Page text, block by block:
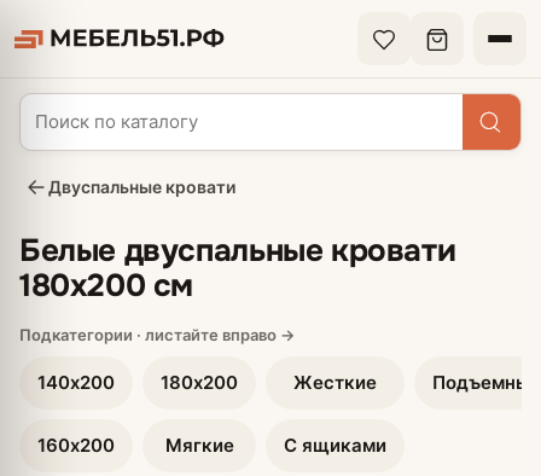
Двуспальные кровати
Белые двуспальные кровати
180х200 см
140х200
160х200
180х200
Мягкие
Жесткие
С ящиками
Подъемные